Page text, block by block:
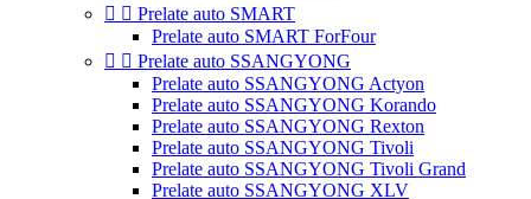
  Prelate auto SMART
Prelate auto SMART ForFour
  Prelate auto SSANGYONG
Prelate auto SSANGYONG Actyon
Prelate auto SSANGYONG Korando
Prelate auto SSANGYONG Rexton
Prelate auto SSANGYONG Tivoli
Prelate auto SSANGYONG Tivoli Grand
Prelate auto SSANGYONG XLV